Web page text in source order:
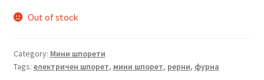
Out of stock
Category: Мини шпорети
Tags: електричен шпорет, мини шпорет, рерни, фурна